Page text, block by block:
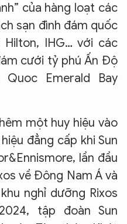
của hàng loạt các
sạn đình đám quốc
IHG… với các
cưới tỷ phú Ấn Độ
Emerald Bay
một huy hiệu vào
đẳng cấp khi Sun
lần đầu
về Đông Nam Á và
nghỉ dưỡng Rixos
tập đoàn Sun